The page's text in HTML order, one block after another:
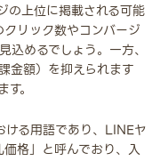
の上位に掲載される可能
リック数やコンバージ
込めるでしょう。一方、
金額）を抑えられます
。
る用語であり、LINEヤ
格」と呼んでおり、入